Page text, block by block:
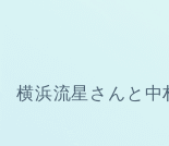
横浜流星さんと中